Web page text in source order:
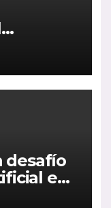
desafío
en